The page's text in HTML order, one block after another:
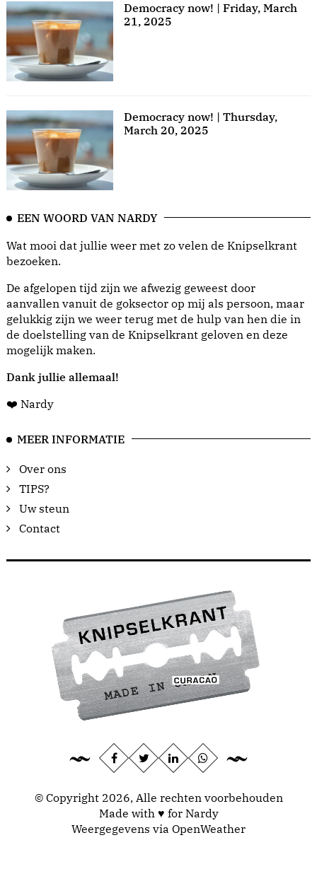
Democracy now! | Friday, March
21, 2025
Democracy now! | Thursday,
March 20, 2025
EEN WOORD VAN NARDY
Wat mooi dat jullie weer met zo velen de Knipselkrant
bezoeken.
De afgelopen tijd zijn we afwezig geweest door
aanvallen vanuit de goksector op mij als persoon, maar
gelukkig zijn we weer terug met de hulp van hen die in
de doelstelling van de Knipselkrant geloven en deze
mogelijk maken.
Dank jullie allemaal!
❤️ Nardy
MEER INFORMATIE
Over ons
TIPS?
Uw steun
Contact
© Copyright 2026, Alle rechten voorbehouden
Made with ♥ for Nardy
Weergegevens via OpenWeather